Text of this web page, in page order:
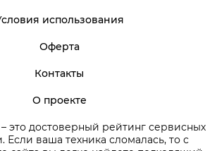
это достоверный рейтинг сервисных
Если ваша техника сломалась, то с
использования
Оферта
Контакты
О проекте